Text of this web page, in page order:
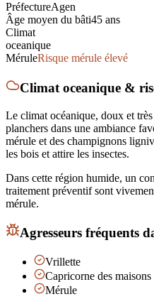
PréfectureAgen
Âge moyen du bâti45 ans
Climat
oceanique
MéruleRisque mérule élevé
Climat oceanique &
Le climat océanique, doux et
planchers dans une ambiance
mérule et des champignons
les bois et attire les insectes.
Dans cette région humide, un
traitement préventif sont
mérule.
Agresseurs fréquents
Vrillette
Capricorne des maisons
Mérule